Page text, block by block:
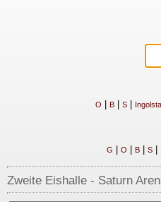
O B| S|
G O B| S|
Zweite Eishalle - Saturn